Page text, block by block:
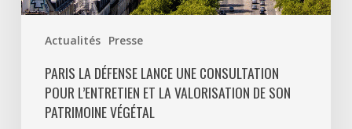
Actualités Presse
végétal
PARIS LA DÉFENSE LANCE UNE CONSULTATION
POUR L’ENTRETIEN ET LA VALORISATION DE SON
PATRIMOINE VÉGÉTAL